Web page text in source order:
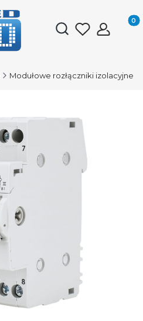
Otwórz
Modułowe rozłączniki izolacyjne